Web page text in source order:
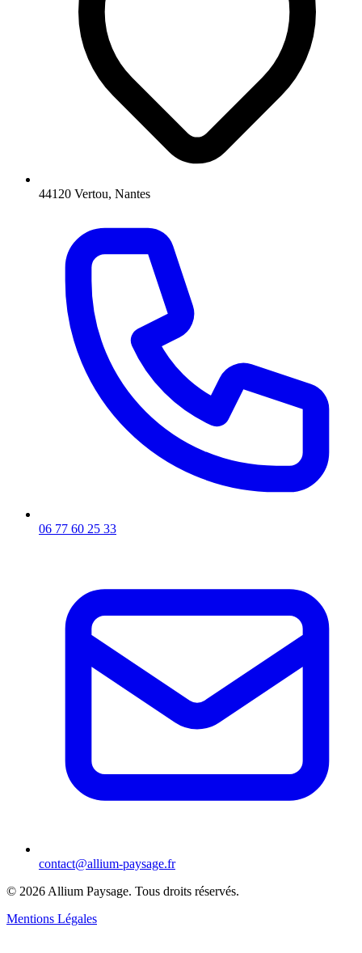
44120 Vertou, Nantes
06 77 60 25 33
contact@allium-paysage.fr
© 2026 Allium Paysage. Tous droits réservés.
Mentions Légales